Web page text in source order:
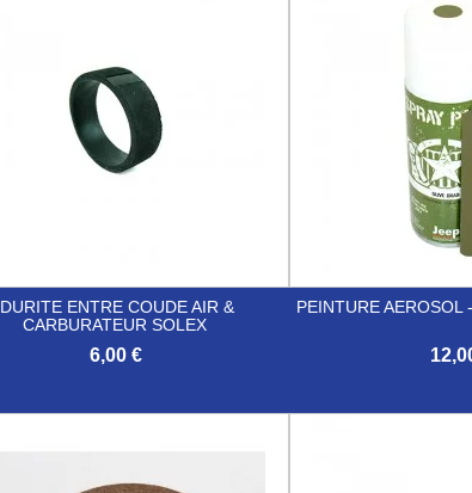
DURITE ENTRE COUDE AIR &
CARBURATEUR SOLEX
6,00 €
PEINTURE AEROSOL